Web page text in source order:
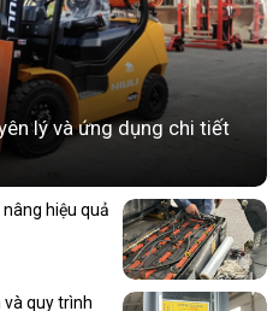
lý và ứng dụng chi tiết
hiệu quả
và quy trình